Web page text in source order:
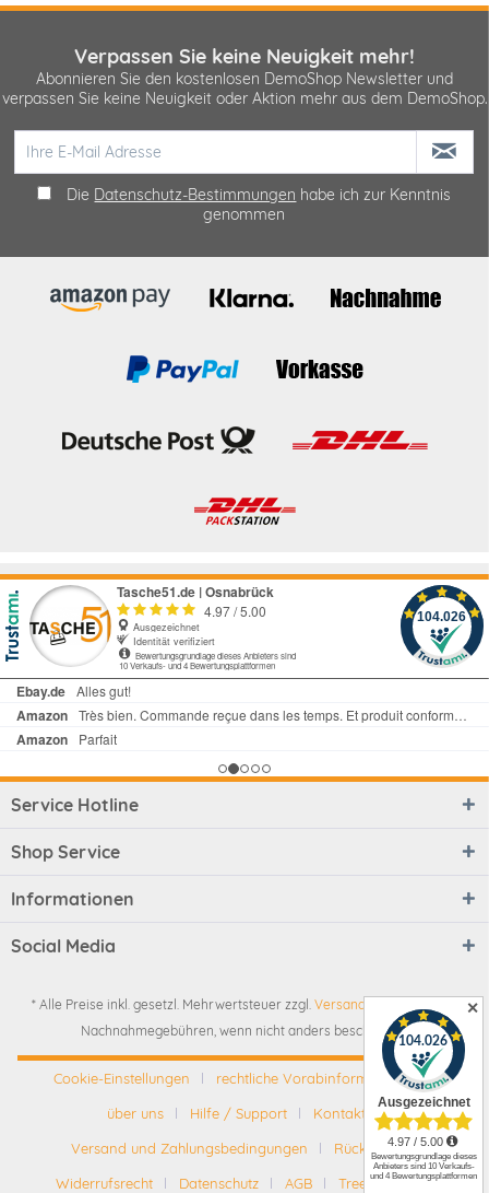
✕
Verpassen Sie keine Neuigkeit mehr!
Abonnieren Sie den kostenlosen DemoShop Newsletter und
verpassen Sie keine Neuigkeit oder Aktion mehr aus dem DemoShop.
Die Datenschutz-Bestimmungen habe ich zur Kenntnis
genommen
Service Hotline
Shop Service
Informationen
Social Media
* Alle Preise inkl. gesetzl. Mehrwertsteuer zzgl. Versandkosten
Nachnahmegebühren, wenn nicht anders beschrieben
Cookie-Einstellungen
rechtliche Vorabinformationen
über uns
Hilfe / Support
Kontakt
Versand und Zahlungsbedingungen
Rückgabe
Widerrufsrecht
Datenschutz AGB Tree-Nation